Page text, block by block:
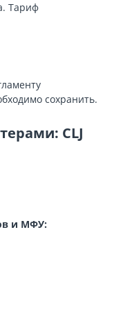
Тариф
сохранить.
CLJ
и МФУ: